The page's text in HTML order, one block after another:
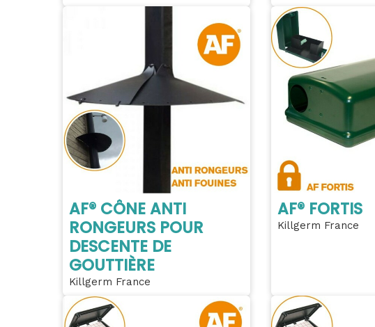
AF® CÔNE ANTI
RONGEURS POUR
DESCENTE DE
GOUTTIÈRE
Killgerm France
AF® FORTIS
Killgerm France